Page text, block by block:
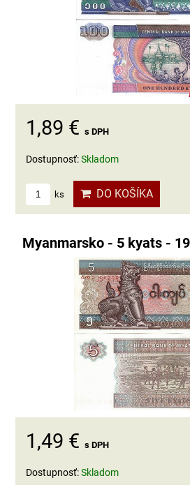
1,89 € s DPH
Dostupnosť:Skladom
ks DO KOŠÍKA
Myanmarsko - 5 kyats -
1,49 € s DPH
Dostupnosť:Skladom